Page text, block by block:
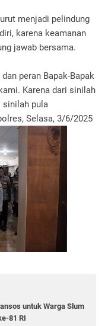
menjadi pelindung
karena keamanan
jawab bersama.
peran Bapak-Bapak
Karena dari sinilah
sinilah pula
Selasa, 3/6/2025
untuk Warga Slum
81 RI